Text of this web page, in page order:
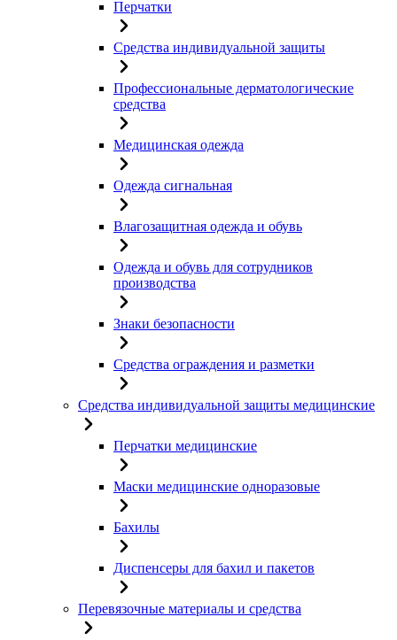
Перчатки
Средства индивидуальной защиты
Профессиональные дерматологические
средства
Медицинская одежда
Одежда сигнальная
Влагозащитная одежда и обувь
Одежда и обувь для сотрудников
производства
Знаки безопасности
Средства ограждения и разметки
Средства индивидуальной защиты медицинские
Перчатки медицинские
Маски медицинские одноразовые
Бахилы
Диспенсеры для бахил и пакетов
Перевязочные материалы и средства